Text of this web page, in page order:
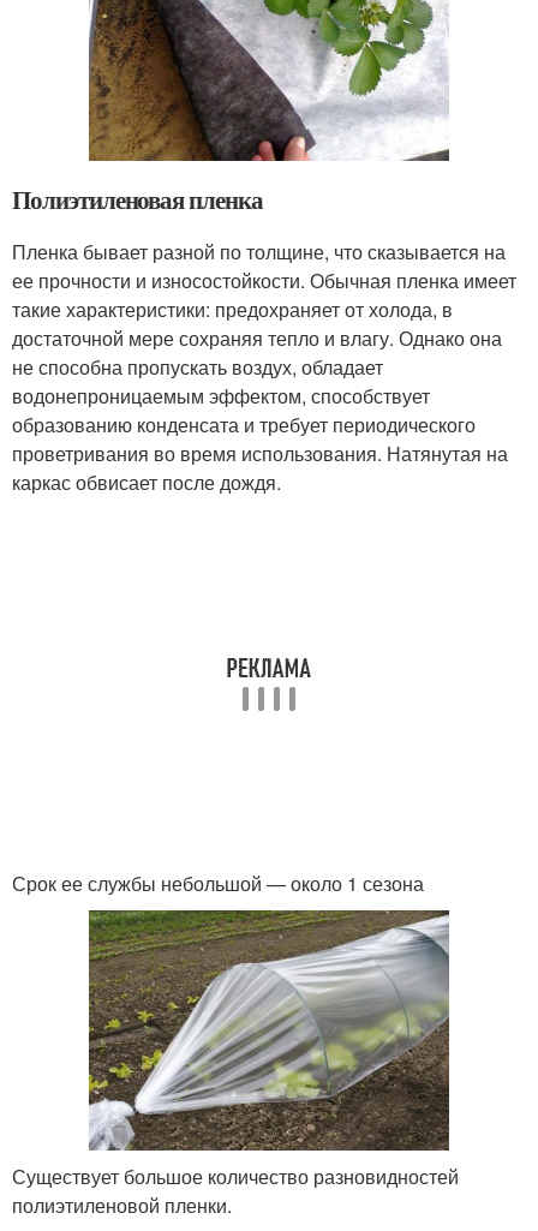
Полиэтиленовая пленка
Пленка бывает разной по толщине, что сказывается на
ее прочности и износостойкости. Обычная пленка имеет
такие характеристики: предохраняет от холода, в
достаточной мере сохраняя тепло и влагу. Однако она
не способна пропускать воздух, обладает
водонепроницаемым эффектом, способствует
образованию конденсата и требует периодического
проветривания во время использования. Натянутая на
каркас обвисает после дождя.
Срок ее службы небольшой — около 1 сезона
Существует большое количество разновидностей
полиэтиленовой пленки.